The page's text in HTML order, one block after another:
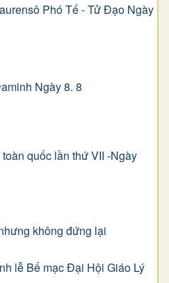
Phó Tế - Tử Đạo Ngày
Ngày 8. 8
quốc lần thứ VII -Ngày
không đứng lại
lễ Bế mạc Đại Hội Giáo Lý